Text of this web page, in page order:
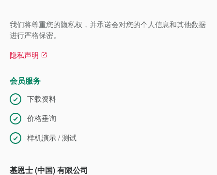
我们将尊重您的隐私权，并承诺会对您的个人信息和其他数据
进行严格保密。
隐私声明
会员服务
下载资料
价格垂询
样机演示 / 测试
基恩士 (中国) 有限公司